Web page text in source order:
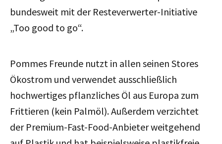
bundesweit mit der Resteverwerter-Initiative
„Too good to go“.
Pommes Freunde nutzt in allen seinen Stores
Ökostrom und verwendet ausschließlich
hochwertiges pflanzliches Öl aus Europa zum
Frittieren (kein Palmöl). Außerdem verzichtet
der Premium-Fast-Food-Anbieter weitgehend